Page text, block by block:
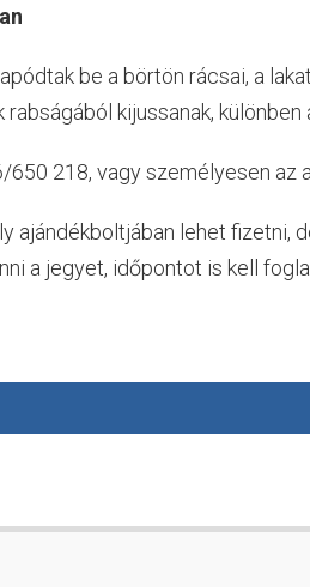
be a börtön rácsai, a
kijussanak,
218, vagy személyesen az
ajándékboltjában lehet fizetni,
a jegyet, időpontot is kell